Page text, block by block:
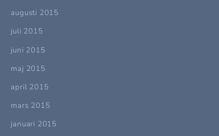
augusti 2015
juli 2015
juni 2015
maj 2015
april 2015
mars 2015
januari 2015